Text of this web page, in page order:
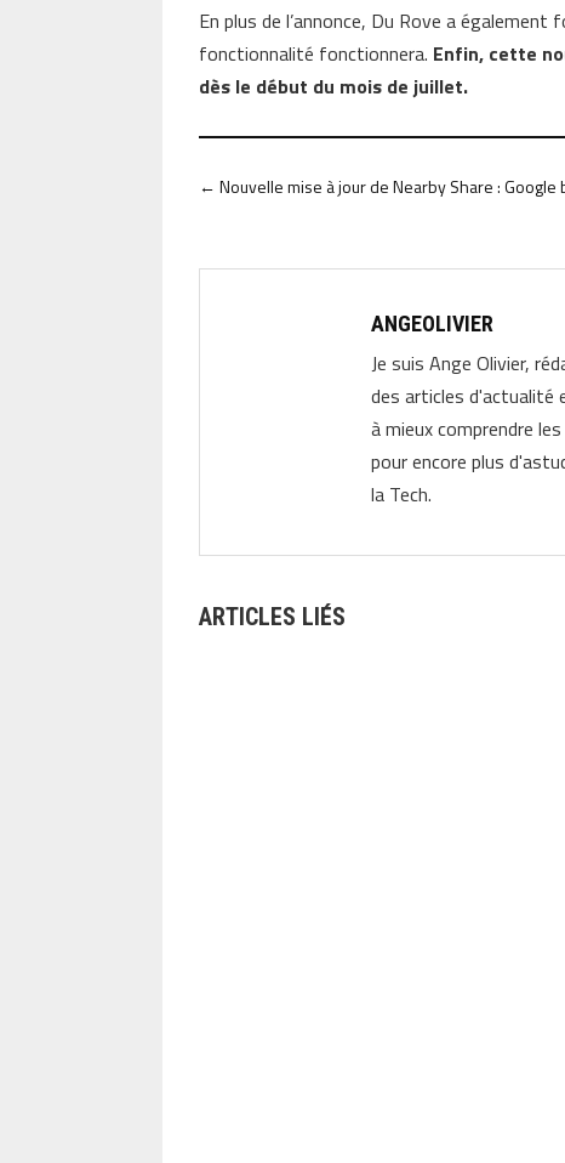
En plus de l’annonce, Du Rove a
fonctionnalité fonctionnera. Enfin, cette
dès le début du mois de juillet.
←Nouvelle mise à jour de Nearby Share :
ANGEOLIVIER
Je suis Ange Olivier,
des articles d'actualité
à mieux comprendre
pour encore plus
la Tech.
ARTICLES LIÉS